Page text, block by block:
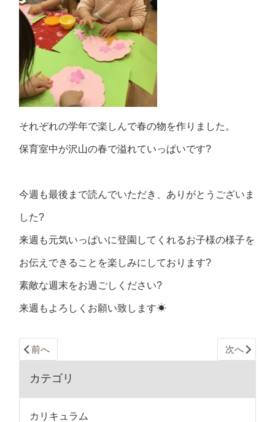
それぞれの学年で楽しんで春の物を作りました。
保育室中が沢山の春で溢れていっぱいです?
今週も最後まで読んでいただき、ありがとうございま
した?
来週も元気いっぱいに登園してくれるお子様の様子を
お伝えできることを楽しみにしております?
素敵な週末をお過ごしください?
来週もよろしくお願い致します☀
前へ 次へ
カテゴリ
カリキュラム